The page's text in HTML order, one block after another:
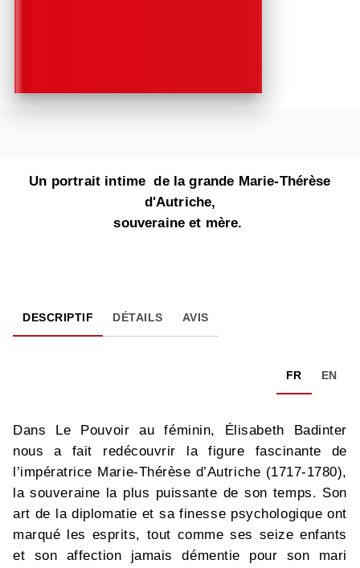
Un portrait intime de la grande Marie-Thérèse
d'Autriche,
souveraine et mère.
DESCRIPTIF DÉTAILS AVIS
FR EN
Dans Le Pouvoir au féminin, Élisabeth Badinter
nous a fait redécouvrir la figure fascinante de
l’impératrice Marie-Thérèse d’Autriche (1717-1780),
la souveraine la plus puissante de son temps. Son
art de la diplomatie et sa finesse psychologique ont
marqué les esprits, tout comme ses seize enfants
et son affection jamais démentie pour son mari